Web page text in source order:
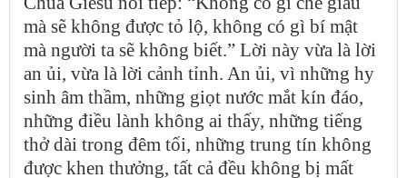
mà sẽ không được tỏ lộ, không có gì bí mật
mà người ta sẽ không biết.” Lời này vừa là lời
an ủi, vừa là lời cảnh tỉnh. An ủi, vì những hy
sinh âm thầm, những giọt nước mắt kín đáo,
những điều lành không ai thấy, những tiếng
thở dài trong đêm tối, những trung tín không
được khen thưởng, tất cả đều không bị mất